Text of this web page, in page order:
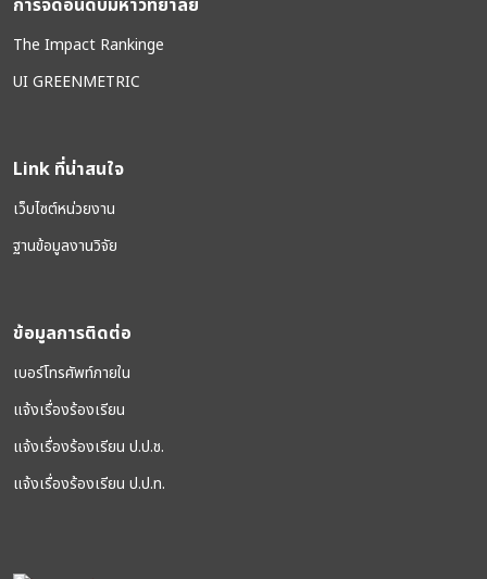
การจัดอันดับมหาวิทยาลัย
The Impact Rankinge
UI GREENMETRIC
Link ที่น่าสนใจ
เว็บไซต์หน่วยงาน
ฐานข้อมูลงานวิจัย
ข้อมูลการติดต่อ
เบอร์โทรศัพท์ภายใน
แจ้งเรื่องร้องเรียน
แจ้งเรื่องร้องเรียน ป.ป.ช.
แจ้งเรื่องร้องเรียน ป.ป.ท.